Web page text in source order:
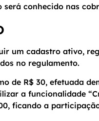
conhecido nas
um cadastro ativo,
no regulamento.
de R$ 30, efetuada
a funcionalidade
ficando a